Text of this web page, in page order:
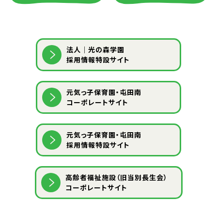
法人｜光の森学園
採用情報特設サイト
元気っ子保育園・屯田南
コーポレートサイト
元気っ子保育園・屯田南
採用情報特設サイト
⾼齢者福祉施設（旧当別⻑⽣会）
コーポレートサイト